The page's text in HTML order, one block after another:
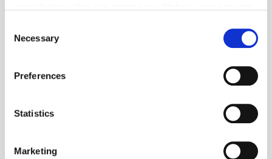
the Privacy trigger icon.
Collect information about your geographical location
Identify your device by actively scanning it for
Find out more about how your personal data is processed
Selection
Necessary
Preferences
Statistics
Marketing